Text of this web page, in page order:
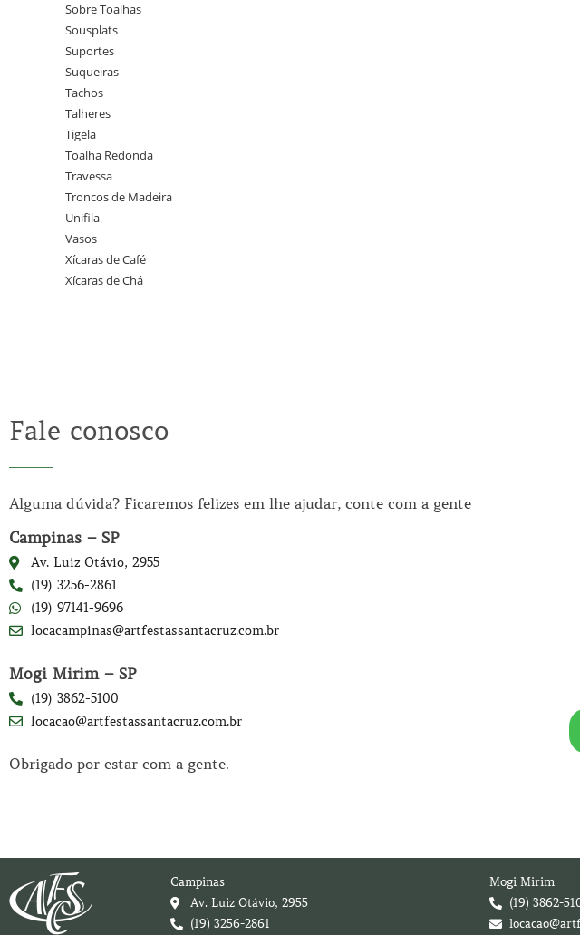
Sobre Toalhas
Sousplats
Suportes
Suqueiras
Tachos
Talheres
Tigela
Toalha Redonda
Travessa
Troncos de Madeira
Unifila
Vasos
Xícaras de Café
Xícaras de Chá
Fale conosco
Alguma dúvida? Ficaremos felizes em lhe ajudar, conte com a gente
Campinas – SP
Av. Luiz Otávio, 2955
(19) 3256-2861
(19) 97141-9696
locacampinas@artfestassantacruz.com.br
Mogi Mirim – SP
(19) 3862-5100
locacao@artfestassantacruz.com.br
Obrigado por estar com a gente.
Campinas
Av. Luiz Otávio, 2955
(19) 3256-2861
Mogi Mirim
(19) 3862-